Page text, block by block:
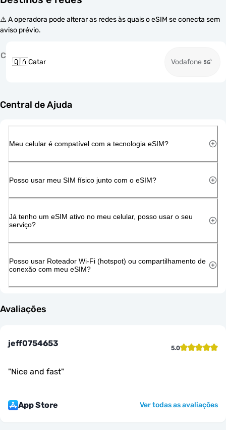
⚠️ A operadora pode alterar as redes às quais o eSIM se conecta sem
aviso prévio.
C
🇶🇦Catar Vodafone
Central de Ajuda
Meu celular é compatível com a tecnologia eSIM?
Posso usar meu SIM físico junto com o eSIM?
Já tenho um eSIM ativo no meu celular, posso usar o seu
serviço?
Posso usar Roteador Wi-Fi (hotspot) ou compartilhamento de
conexão com meu eSIM?
Avaliações
jeff0754653 5.0
"Nice and fast"
App Store Ver todas as avaliações